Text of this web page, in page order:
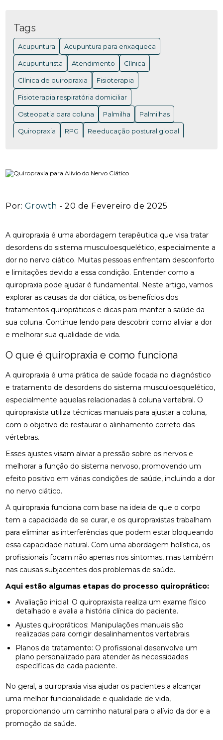
Por: Growth - 20 de Fevereiro de 2025
A quiropraxia é uma abordagem terapêutica que visa tratar
desordens do sistema musculoesquelético, especialmente a
dor no nervo ciático. Muitas pessoas enfrentam desconforto
e limitações devido a essa condição. Entender como a
quiropraxia pode ajudar é fundamental. Neste artigo, vamos
explorar as causas da dor ciática, os benefícios dos
tratamentos quiropráticos e dicas para manter a saúde da
sua coluna. Continue lendo para descobrir como aliviar a dor
e melhorar sua qualidade de vida.
O que é quiropraxia e como funciona
A quiropraxia é uma prática de saúde focada no diagnóstico
e tratamento de desordens do sistema musculoesquelético,
especialmente aquelas relacionadas à coluna vertebral. O
quiropraxista utiliza técnicas manuais para ajustar a coluna,
com o objetivo de restaurar o alinhamento correto das
vértebras.
Esses ajustes visam aliviar a pressão sobre os nervos e
melhorar a função do sistema nervoso, promovendo um
efeito positivo em várias condições de saúde, incluindo a dor
no nervo ciático.
A quiropraxia funciona com base na ideia de que o corpo
tem a capacidade de se curar, e os quiropraxistas trabalham
para eliminar as interferências que podem estar bloqueando
essa capacidade natural. Com uma abordagem holística, os
profissionais focam não apenas nos sintomas, mas também
nas causas subjacentes dos problemas de saúde.
Aqui estão algumas etapas do processo quiroprático:
Avaliação inicial: O quiropraxista realiza um exame físico
detalhado e avalia a história clínica do paciente.
Ajustes quiropráticos: Manipulações manuais são
realizadas para corrigir desalinhamentos vertebrais.
Planos de tratamento: O profissional desenvolve um
plano personalizado para atender às necessidades
específicas de cada paciente.
No geral, a quiropraxia visa ajudar os pacientes a alcançar
uma melhor funcionalidade e qualidade de vida,
proporcionando um caminho natural para o alívio da dor e a
promoção da saúde.
ACUPUNTURA COLUNA: BENEFÍCIOS E COMO
FUNCIONA PARA ALIVIAR DORES
ACUPUNTURA EM NITERÓI: BENEFÍCIOS E ONDE
ENCONTRAR OS MELHORES PROFISSIONAIS
ACUPUNTURA EM NITERÓI: BENEFÍCIOS QUE VOCÊ
PRECISA CONHECER
ACUPUNTURA EM NITERÓI: DESCUBRA OS
BENEFÍCIOS DESSA TERAPIA MILENAR
BENEFÍCIOS E ENCONTRE OS MELHORES
INCRÍVEIS PARA ALÍVIO
ACUPUNTURA PARA ALIVIAR A DOR DO NERVO
CIÁTICO E MELHORAR A QUALIDADE DE VIDA
ACUPUNTURA PARA ALIVIAR DOR NO NERVO
CIÁTICO
ACUPUNTURA PARA ALIVIAR NERVO CIÁTICO
ACUPUNTURA PARA COLUNA: COMO ALIVIAR
DORES E PROMOVER A SAÚDE
MELHORA A QUALIDADE DE VIDA
ACUPUNTURA PARA ENXAQUECA: ALIVIE SUAS
DORES COM ESTA ABORDAGEM NATURAL
ACUPUNTURA PARA ENXAQUECA: ALÍVIO EFICAZ
ACUPUNTURA PARA ENXAQUECA: ALÍVIO NATURAL
PARA A DOR E MELHORA DA MOBILIDADE
ACUPUNTURA PARA NERVO CIÁTICO: ALÍVIO EFICAZ
PARA DOR E MELHORA DA MOBILIDADE
ACUPUNTURA PARA O NERVO CIÁTICO: ALÍVIO
NATURAL E EFICAZ
MELHOR ATENDIMENTO NA SUA REGIÃO
ACUPUNTURA PERTO DE MIM: ENCONTRE O
ACUPUNTURA RJ: ALÍVIO E BEM-ESTAR
ACUPUNTURA RJ: DESCUBRA OS BENEFÍCIOS E
ONDE ENCONTRAR
ACUPUNTURA: BENEFÍCIOS E APLICAÇÕES PARA
SUA SAÚDE
BENEFÍCIOS DA ACUPUNTURA PARA SAÚDE
BENEFÍCIOS DA ACUPUNTURA RJ PARA SAÚDE E
BEM-ESTAR
Tags
Acupuntura Acupuntura para enxaqueca
Acupunturista Atendimento Clínica
Clínica de quiropraxia Fisioterapia
Fisioterapia respiratória domiciliar
Osteopatia para coluna Palmilha Palmilhas
Quiropraxia RPG Reeducação postural global
fisioterapia na reabilitação vestibular fisioterapia ocular
fisioterapia para labirinto
onde fazer fisioterapia respiratória
osteopatia cervical osteopatia coluna
osteopatia hérnia de disco osteopatia nervo ciático
palmilha fascite plantar preço
palmilha ortopedica preço palmilha para pé chato
palmilha sob medida preço quiropraxia
quiropraxia RJ quiropraxia cervical
quiropraxia em Niterói quiropraxia nervo ciático
quiropraxia para joelho
quiropraxia perto quiropraxia perto de mim
rpg escoliose